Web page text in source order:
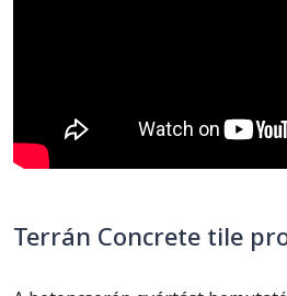
Terrán Concrete tile